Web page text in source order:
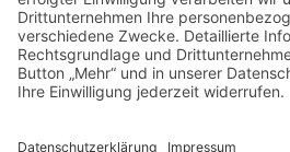
ALLGEMEIN
FRISEURE